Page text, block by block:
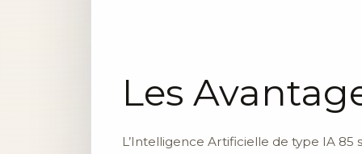
Les
L’Intelligence Artificielle de type IA